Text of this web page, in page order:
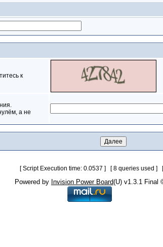
к
а не
[ Script Execution time: 0.0537 ] [ 8 queries used ] [
Powered by Invision Power Board(U) v1.3.1 Final